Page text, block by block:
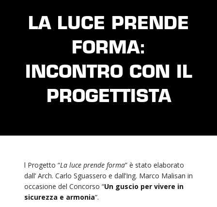
LA LUCE PRENDE
FORMA:
INCONTRO CON IL
PROGETTISTA
l Progetto “La luce prende forma” è stato elaborato
dall’ Arch. Carlo Sguassero e dall’Ing. Marco Malisan in
occasione del Concorso “Un guscio per vivere in
sicurezza e armonia“.